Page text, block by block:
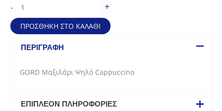
-
Μαξιλάρι
Ψηλό
Cappuccino
ποσότητα
+
ΠΡΟΣΘΉΚΗ ΣΤΟ ΚΑΛΆΘΙ
ΠΕΡΙΓΡΑΦΉ
GORD Μαξιλάρι Ψηλό Cappuccino
ΕΠΙΠΛΈΟΝ ΠΛΗΡΟΦΟΡΊΕΣ